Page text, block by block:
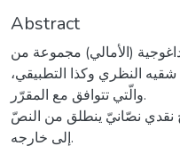
Abstract
(الأمالي) مجموعة من
النظري وكذا التطبيقي،
والّتي تتوافق مع المقرّر.
نقدي نصّانيّ ينطلق من النصّ
إلى خارجه.